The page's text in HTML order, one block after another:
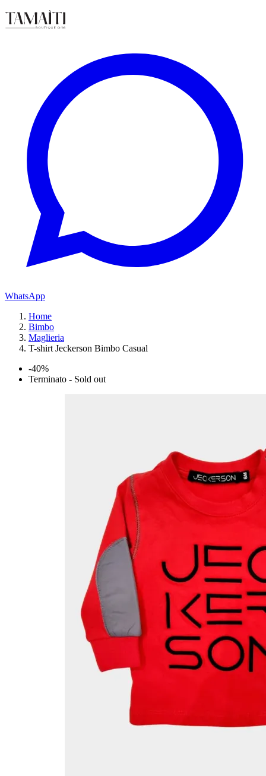
WhatsApp
Home
Bimbo
Maglieria
T-shirt Jeckerson Bimbo Casual
-40%
Terminato - Sold out